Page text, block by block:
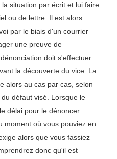
situation par écrit et lui faire
ou de lettre. Il est alors
par le biais d'un courrier
une preuve de
doit s'effectuer
la découverte du vice. La
alors au cas par cas, selon
défaut visé. Lorsque le
délai pour le dénoncer
moment où vous pouviez en
alors que vous fassiez
donc qu'il est